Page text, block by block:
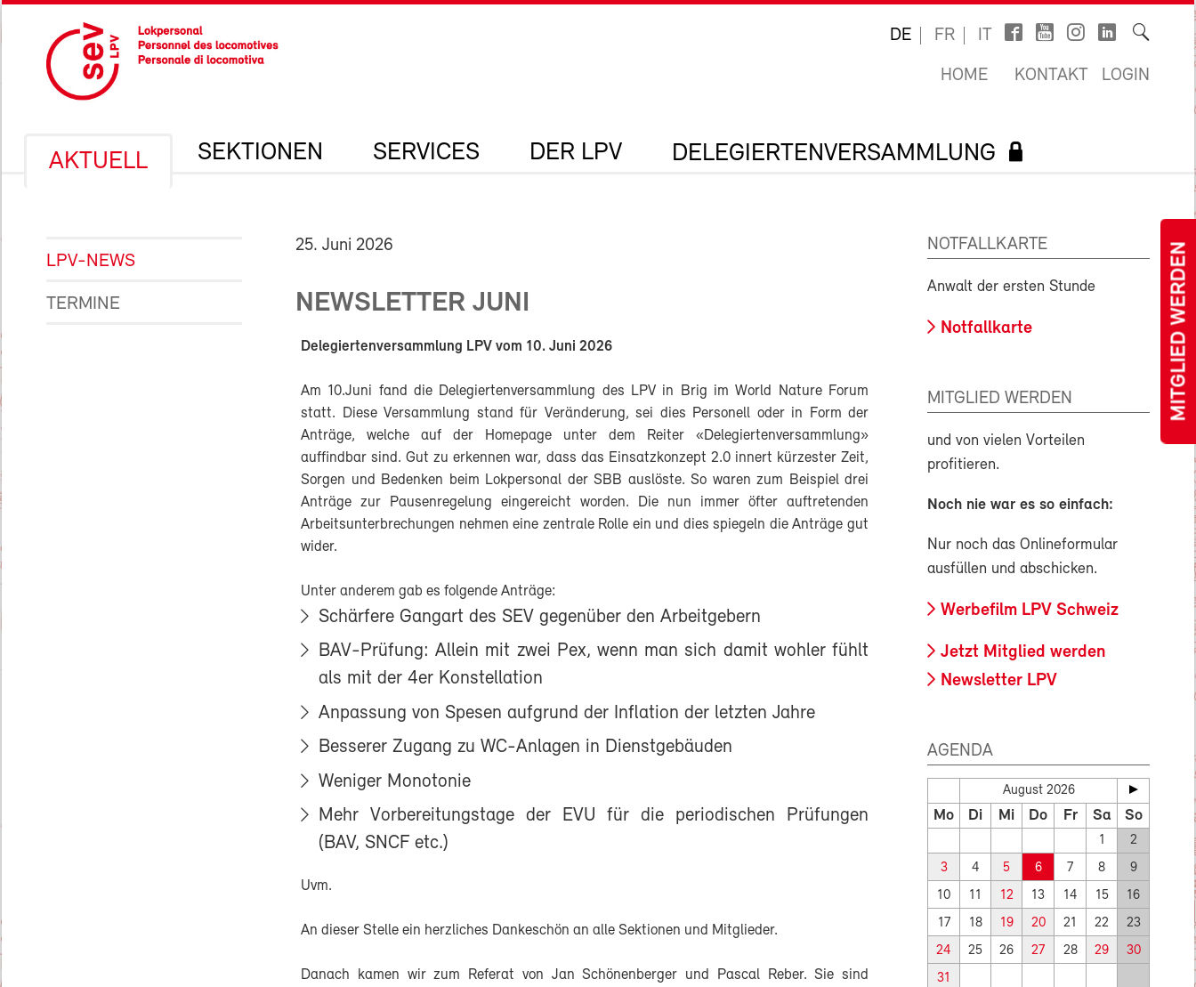
MITGLIED WERDEN
DE FR IT
HOME KONTAKT LOGIN
AKTUELL SEKTIONEN SERVICES DER LPV DELEGIERTENVERSAMMLUNG
LPV-NEWS
TERMINE
25. Juni 2026
NEWSLETTER JUNI
Delegiertenversammlung LPV vom 10. Juni 2026
Am 10.Juni fand die Delegiertenversammlung des LPV in Brig im World Nature Forum
statt. Diese Versammlung stand für Veränderung, sei dies Personell oder in Form der
Anträge, welche auf der Homepage unter dem Reiter «Delegiertenversammlung»
auffindbar sind. Gut zu erkennen war, dass das Einsatzkonzept 2.0 innert kürzester Zeit,
Sorgen und Bedenken beim Lokpersonal der SBB auslöste. So waren zum Beispiel drei
Anträge zur Pausenregelung eingereicht worden. Die nun immer öfter auftretenden
Arbeitsunterbrechungen nehmen eine zentrale Rolle ein und dies spiegeln die Anträge gut
wider.
Unter anderem gab es folgende Anträge:
Schärfere Gangart des SEV gegenüber den Arbeitgebern
BAV-Prüfung: Allein mit zwei Pex, wenn man sich damit wohler fühlt
als mit der 4er Konstellation
Anpassung von Spesen aufgrund der Inflation der letzten Jahre
Besserer Zugang zu WC-Anlagen in Dienstgebäuden
Weniger Monotonie
Mehr Vorbereitungstage der EVU für die periodischen Prüfungen
(BAV, SNCF etc.)
Uvm.
An dieser Stelle ein herzliches Dankeschön an alle Sektionen und Mitglieder.
Danach kamen wir zum Referat von Jan Schönenberger und Pascal Reber. Sie sind
NOTFALLKARTE
Anwalt der ersten Stunde
Notfallkarte
MITGLIED WERDEN
und von vielen Vorteilen
profitieren.
Noch nie war es so einfach:
Nur noch das Onlineformular
ausfüllen und abschicken.
Werbefilm LPV Schweiz
Jetzt Mitglied werden
Newsletter LPV
AGENDA
August 2026
Mo Di Mi Do Fr Sa So
1 2
3 4 5 6 7 8 9
10 11 12 13 14 15 16
17 18 19 20 21 22 23
24 25 26 27 28 29 30
31